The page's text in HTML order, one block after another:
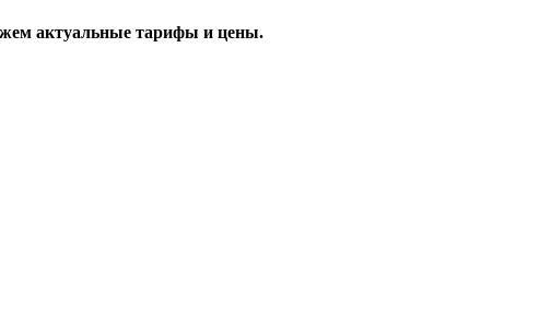
актуальные тарифы и цены.